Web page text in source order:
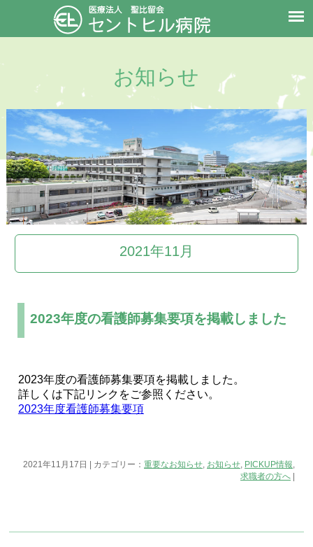
お知らせ
2021年11月
2023年度の看護師募集要項を掲載しました
2023年度の看護師募集要項を掲載しました。
詳しくは下記リンクをご参照ください。
2023年度看護師募集要項
2021年11月17日 | カテゴリー：重要なお知らせ, お知らせ, PICKUP情報,
求職者の方へ